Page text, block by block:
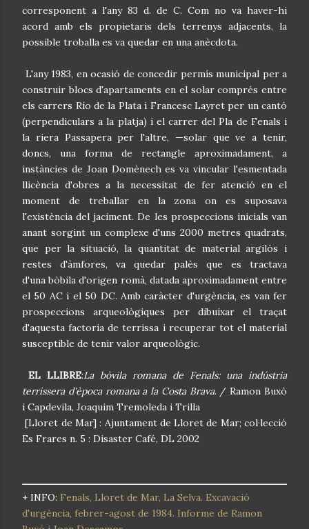
corresponent a l'any 83 d. de C. Com no va haver-hi
acord amb els propietaris dels terrenys adjacents, la
possible troballa es va quedar en una anècdota.
L'any 1983, en ocasió de concedir permís municipal per a
construir blocs d'apartaments en el solar comprés entre
els carrers Río de la Plata i Francesc Layret per un cantó
(perpendiculars a la platja) i el carrer del Pla de Fenals i
la riera Passapera per l'altre, —solar que ve a tenir,
doncs, una forma de rectangle aproximadament, a
instàncies de Joan Domènech es va vincular l'esmentada
llicència d'obres a la necessitat de fer atenció en el
moment de treballar en la zona on es suposava
l'existència del jaciment. De les prospeccions inicials van
anant sorgint un complexe d'uns 2000 metres quadrats,
que per la situació, la quantitat de material argilós i
restes d'àmfores, va quedar palès que es tractava
d'una bòbila d'origen romà, datada aproximadament entre
el 50 AC i el 50 DC. Amb caràcter d'urgència, es van fer
prospeccions arqueològiques per dibuixar el traçat
d'aquesta factoria de terrissa i recuperar tot el material
susceptible de tenir valor arqueològic.
EL LLIBRE:La bòvila romana de Fenals: una indústria
terrissera d'època romana a la Costa Brava. / Ramon Buxó
i Capdevila, Joaquim Tremoleda i Trilla
[Lloret de Mar] : Ajuntament de Lloret de Mar; col·lecció
Es Frares n. 5 : Disaster Café, DL 2002
+ INFO: Fenals, Lloret de Mar, La Selva. Excavació
d'urgència, febrer-agost de 1984. Informe de Ramon